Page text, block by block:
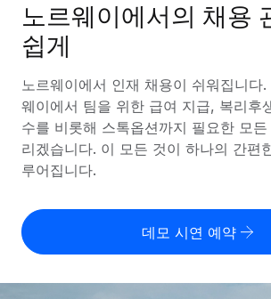
글로벌 고용
글로벌 급여
규정을 준수하며 급여 지급을 손쉽게 처리
기록상 고용주(EOR)
법인 설립 비용 없이 전 세계로 사업을 확장
솔루션
글로벌 서비스 제공
국가별 정보
국가별 글로벌 채용 지원 알아보기
미국 주별 정보
Remote와 다른 솔루션 비교
다른 업체들과 비교해보기
리소스
도구 및 계산기
오분류 리스크 평가 도구
국가별 총 인건비 계산
요금
한국어
English
노르웨이에서의 채용
쉽게
노르웨이에서 인재 채용이 쉬워집니다
웨이에서 팀을 위한 급여 지급, 복리후
수를 비롯해 스톡옵션까지 필요한 모
리겠습니다. 이 모든 것이 하나의 간편
루어집니다.
데모 시연 예약